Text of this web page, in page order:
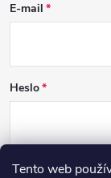
Tento web
E-mail
Heslo